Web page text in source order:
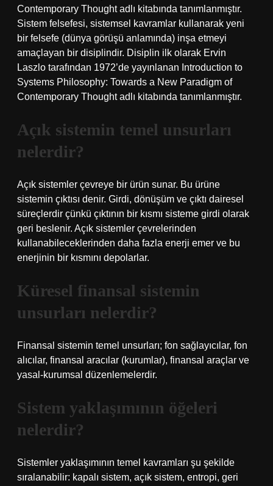
Contemporary Thought adlı kitabında tanımlanmıştır.
Sistem felsefesi, sistemsel kavramlar kullanarak yeni
bir felsefe (dünya görüşü anlamında) inşa etmeyi
amaçlayan bir disiplindir. Disiplin ilk olarak Ervin
Laszlo tarafından 1972’de yayınlanan Introduction to
Systems Philosophy: Towards a New Paradigm of
Contemporary Thought adlı kitabında tanımlanmıştır.
Açık sistemin temel unsurları
nelerdir?
Açık sistemler çevreye bir ürün sunar. Bu ürüne
sistemin çıktısı denir. Girdi, dönüşüm ve çıktı dairesel
süreçlerdir çünkü çıktının bir kısmı sisteme girdi olarak
geri beslenir. Açık sistemler çevrelerinden
kullanabileceklerinden daha fazla enerji emer ve bu
enerjinin bir kısmını depolarlar.
Küresel finansal sistemin
unsurları nelerdir?
Finansal sistemin temel unsurları; fon sağlayıcılar, fon
alıcılar, finansal aracılar (kurumlar), finansal araçlar ve
yasal-kurumsal düzenlemelerdir.
Sistem yaklaşımının öğeleri
nelerdir?
Sistemler yaklaşımının temel kavramları şu şekilde
sıralanabilir: kapalı sistem, açık sistem, entropi, geri